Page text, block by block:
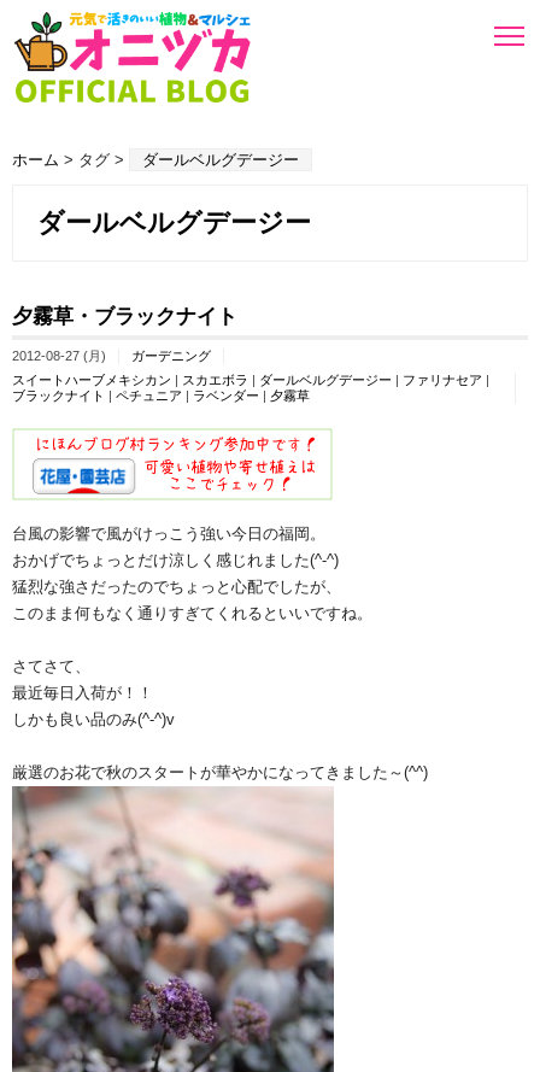
ホーム > タグ > ダールベルグデージー
ダールベルグデージー
夕霧草・ブラックナイト
2012-08-27 (月)
ガーデニング
スイートハーブメキシカン | スカエボラ | ダールベルグデージー | ファリナセア |
ブラックナイト | ペチュニア | ラベンダー | 夕霧草
台風の影響で風がけっこう強い今日の福岡。
おかげでちょっとだけ涼しく感じれました(^-^)
猛烈な強さだったのでちょっと心配でしたが、
このまま何もなく通りすぎてくれるといいですね。
さてさて、
最近毎日入荷が！！
しかも良い品のみ(^-^)v
厳選のお花で秋のスタートが華やかになってきました～(^^)